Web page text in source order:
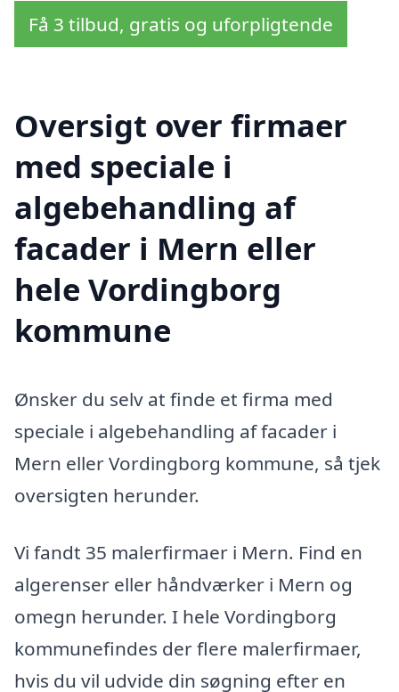
Få 3 tilbud, gratis og uforpligtende
Oversigt over firmaer
med speciale i
algebehandling af
facader i Mern eller
hele Vordingborg
kommune
Ønsker du selv at finde et firma med
speciale i algebehandling af facader i
Mern eller Vordingborg kommune, så tjek
oversigten herunder.
Vi fandt 35 malerfirmaer i Mern. Find en
algerenser eller håndværker i Mern og
omegn herunder. I hele Vordingborg
kommunefindes der flere malerfirmaer,
hvis du vil udvide din søgning efter en